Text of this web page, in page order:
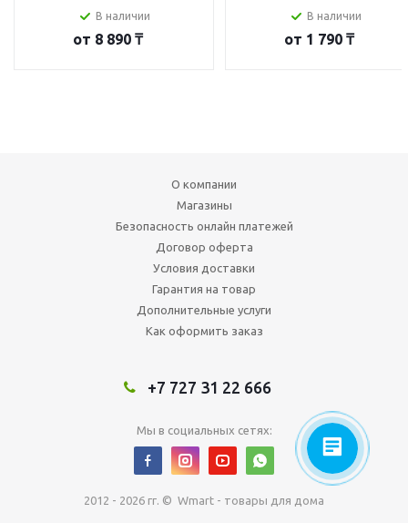
В наличии
от 8 890 ₸
В наличии
от 1 790 ₸
О компании
Магазины
Безопасность онлайн платежей
Договор оферта
Условия доставки
Гарантия на товар
Дополнительные услуги
Как оформить заказ
+7 727 31 22 666
Мы в социальных сетях:
2012 - 2026 гг. © Wmart - товары для дома